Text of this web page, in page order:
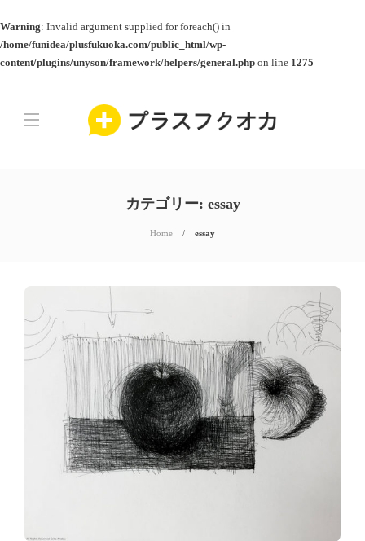
Warning: Invalid argument supplied for foreach() in
/home/funidea/plusfukuoka.com/public_html/wp-
content/plugins/unyson/framework/helpers/general.php on line 1275
カテゴリー: essay
Home essay